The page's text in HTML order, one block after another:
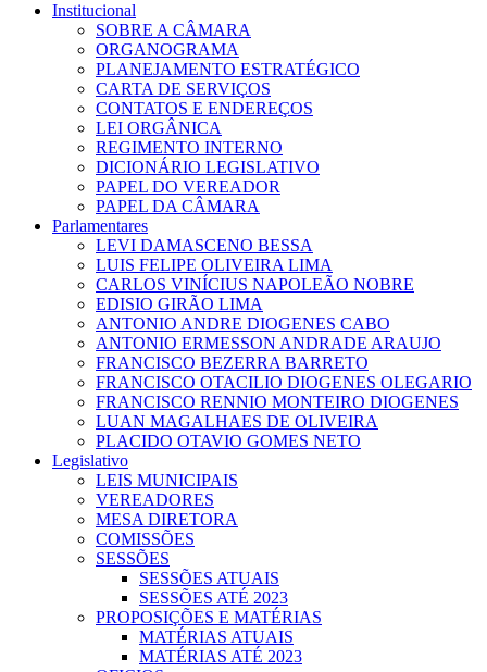
Institucional
SOBRE A CÂMARA
ORGANOGRAMA
PLANEJAMENTO ESTRATÉGICO
CARTA DE SERVIÇOS
CONTATOS E ENDEREÇOS
LEI ORGÂNICA
REGIMENTO INTERNO
DICIONÁRIO LEGISLATIVO
PAPEL DO VEREADOR
PAPEL DA CÂMARA
Parlamentares
LEVI DAMASCENO BESSA
LUIS FELIPE OLIVEIRA LIMA
CARLOS VINÍCIUS NAPOLEÃO NOBRE
EDISIO GIRÃO LIMA
ANTONIO ANDRE DIOGENES CABO
ANTONIO ERMESSON ANDRADE ARAUJO
FRANCISCO BEZERRA BARRETO
FRANCISCO OTACILIO DIOGENES OLEGARIO
FRANCISCO RENNIO MONTEIRO DIOGENES
LUAN MAGALHAES DE OLIVEIRA
PLACIDO OTAVIO GOMES NETO
Legislativo
LEIS MUNICIPAIS
VEREADORES
MESA DIRETORA
COMISSÕES
SESSÕES
SESSÕES ATUAIS
SESSÕES ATÉ 2023
PROPOSIÇÕES E MATÉRIAS
MATÉRIAS ATUAIS
MATÉRIAS ATÉ 2023